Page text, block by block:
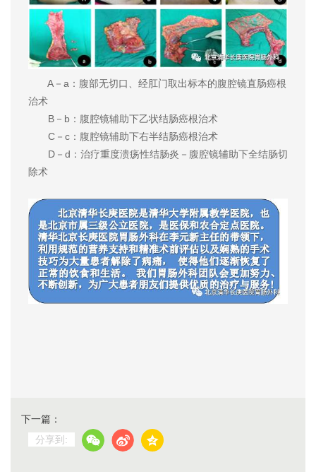
A－a：腹部无切口、经肛门取出标本的腹腔镜直肠癌根
治术
B－b：腹腔镜辅助下乙状结肠癌根治术
C－c：腹腔镜辅助下右半结肠癌根治术
D－d：治疗重度溃疡性结肠炎－腹腔镜辅助下全结肠切
除术
下一篇：
分享到: